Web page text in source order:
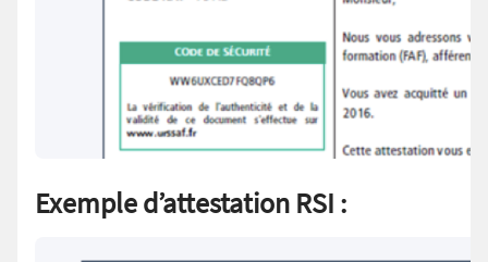
Exemple d’attestation RSI :